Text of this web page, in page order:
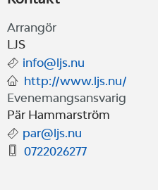
Arrangör
LJS
info@ljs.nu
http://www.ljs.nu/
Evenemangsansvarig
Pär Hammarström
par@ljs.nu
0722026277